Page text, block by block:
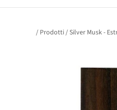
/ Prodotti/ Silver Musk -